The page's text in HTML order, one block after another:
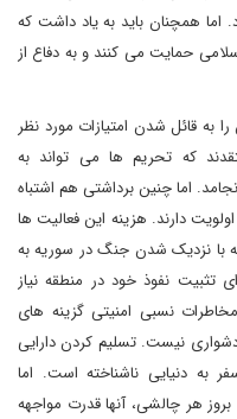
اما همچنان باید به یاد داشت که
حمایت می کنند و به دفاع از
به قائل شدن امتیازات مورد نظر
که تحریم ها می تواند به
اما چنین برداشتی هم اشتباه
دارند. هزینه این فعالیت ها
با نزدیک شدن جنگ در سوریه به
تثبیت نفوذ خود در منطقه نیاز
نسبی امنیتی گزینه های
نیست. تسلیم کردن دارایی
به دنیایی ناشناخته است. اما
هر چالشی، آنها قدرت مواجهه